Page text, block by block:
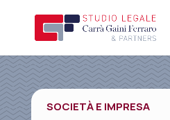
SOCIETÀ E IMPRESA